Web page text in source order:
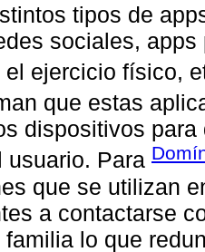
tipos de
sociales,
el ejercicio físico,
que estas
dispositivos
usuario. Para
que se utilizan
a contactarse
familia lo que